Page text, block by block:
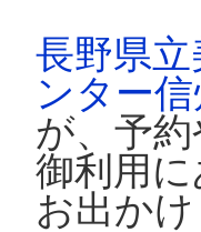
長野県
ンター
が、予
御利用
お出かけ